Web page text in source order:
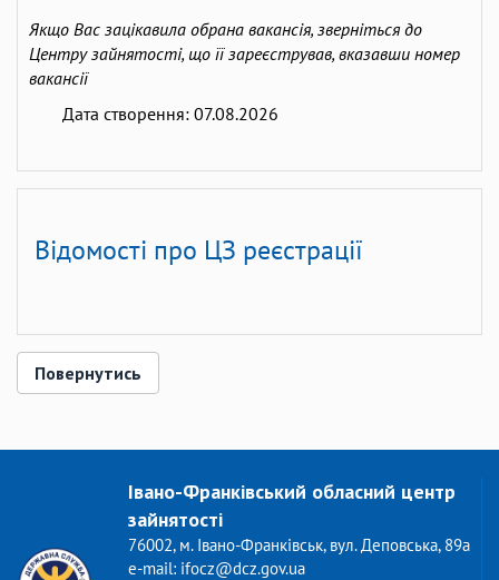
Якщо Вас зацікавила обрана вакансія, зверніться до
Центру зайнятості, що її зареєстрував, вказавши номер
вакансії
Дата створення: 07.08.2026
Відомості про ЦЗ реєстрації
Повернутись
Івано-Франківський обласний центр
зайнятості
76002, м. Івано-Франківськ, вул. Деповська, 89а
e-mail: ifocz@dcz.gov.ua